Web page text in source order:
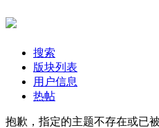
搜索
版块列表
用户信息
热帖
抱歉，指定的主题不存在或已